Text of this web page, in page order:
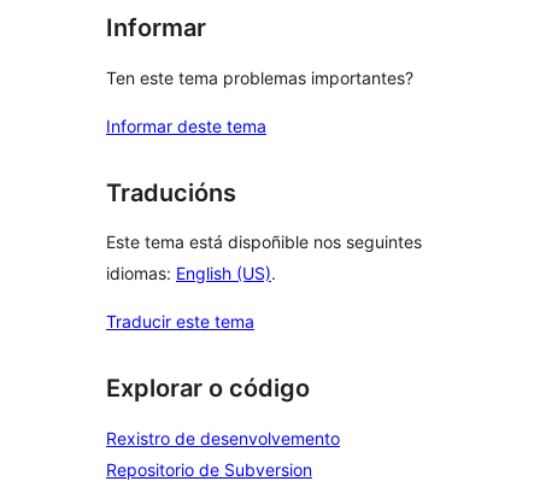
Informar
Ten este tema problemas importantes?
Informar deste tema
Traducións
Este tema está dispoñible nos seguintes
idiomas: English (US).
Traducir este tema
Explorar o código
Rexistro de desenvolvemento
Repositorio de Subversion